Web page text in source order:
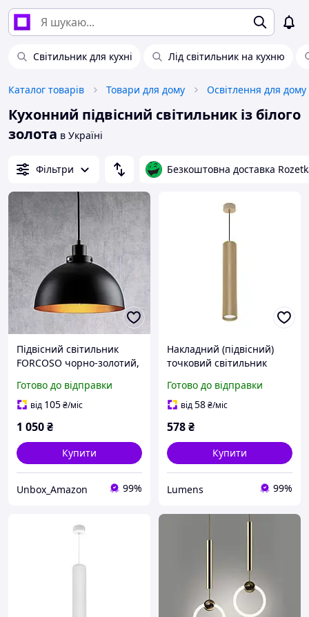
Світильник для кухні Лід світильник на кухню
Каталог товарів Товари для дому Освітлення для дому
Кухонний підвісний світильник із білого
золота в Україні
Фільтри Безкоштовна доставка
Підвісний світильник
FORCOSO чорно-золотий,
цоколь E27, регульований
кабель
Готово до відправки
від 105₴/міс
1 050₴
Купити
Unbox_Amazon 99%
Накладний (підвісний)
точковий світильник
IP20 Violux
Готово до відправки
від58₴/міс
578₴
Купити
Lumens 99%